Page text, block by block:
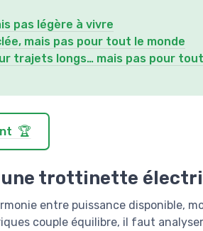
pas légère à vivre
mais pas pour tout le monde
trajets longs… mais pas pour
🏆
une trottinette
entre puissance disponible,
couple équilibre, il faut analyser